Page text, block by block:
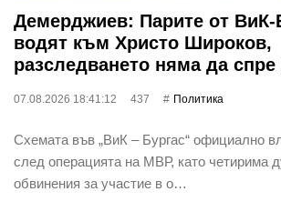
Демерджиев: Парите от ВиК-
водят към Христо Широков,
разследването няма да спре
07.08.2026 18:41:12 437 Политика
Схемата във „ВиК – Бургас“ официално
след операцията на МВР, като четирима
обвинения за участие в о…